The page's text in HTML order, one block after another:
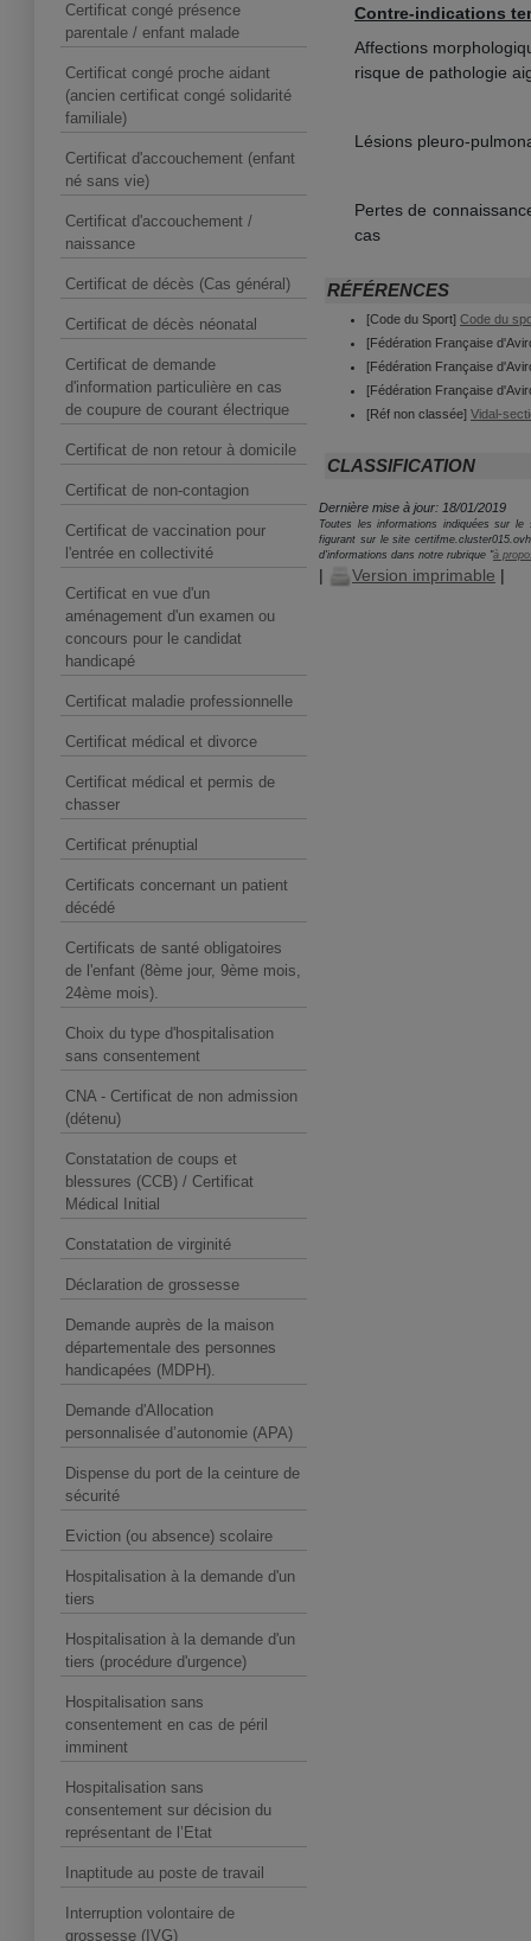
Certificat congé présence
parentale / enfant malade
Certificat congé proche aidant
(ancien certificat congé solidarité
familiale)
Certificat d'accouchement (enfant
né sans vie)
Certificat d'accouchement /
naissance
Certificat de décès (Cas général)
Certificat de décès néonatal
Certificat de demande
d'information particulière en cas
de coupure de courant électrique
Certificat de non retour à domicile
Certificat de non-contagion
Certificat de vaccination pour
l'entrée en collectivité
Certificat en vue d'un
aménagement d'un examen ou
concours pour le candidat
handicapé
Certificat maladie professionnelle
Certificat médical et divorce
Certificat médical et permis de
chasser
Certificat prénuptial
Certificats concernant un patient
décédé
Certificats de santé obligatoires
de l'enfant (8ème jour, 9ème mois,
24ème mois).
Choix du type d'hospitalisation
sans consentement
CNA - Certificat de non admission
(détenu)
Constatation de coups et
blessures (CCB) / Certificat
Médical Initial
Constatation de virginité
Déclaration de grossesse
Demande auprès de la maison
départementale des personnes
handicapées (MDPH).
Demande d'Allocation
personnalisée d’autonomie (APA)
Dispense du port de la ceinture de
sécurité
Eviction (ou absence) scolaire
Hospitalisation à la demande d'un
tiers
Hospitalisation à la demande d'un
tiers (procédure d'urgence)
Hospitalisation sans
consentement en cas de péril
imminent
Hospitalisation sans
consentement sur décision du
représentant de l’Etat
Inaptitude au poste de travail
Interruption volontaire de
grossesse (IVG)
Contre-indications
Affections
risque de pathologie
Lésions pleuro-
Pertes de
cas
RÉFÉRENCES
[Code du Sport] Code du
[Fédération Française
[Fédération Française
[Fédération Française
[Réf non classée] Vidal-
CLASSIFICATION
Dernière mise à jour: 18/01/2019
Toutes les informations indiquées sur
figurant sur le site
d'informations dans notre rubrique "à
| Version imprimable |